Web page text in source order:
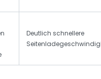
Deutlich schnellere